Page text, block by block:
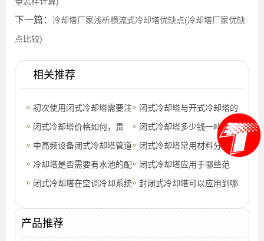
下一篇： 冷却塔厂家浅析横流式冷却塔优缺点(冷却塔厂家优缺
点比较)
相关推荐
初次使用闭式冷却塔需要注
意的地方(300t逆流闭式冷
却塔销售
闭式冷却塔与开式冷却塔的
区别(闭式冷却塔与开式冷
却塔哪个
闭式冷却塔价格如何，贵
吗？(闭式冷却塔价格优惠)
闭式冷却塔多少钱一吨?(闭
式冷却塔多少钱)
中高频设备闭式冷却塔管道
选定(闭式冷却塔设备验收
表)
闭式冷却塔常用材料分析
(闭式冷却塔外循环水处理)
冷却塔是否需要有水池的配
置？(冷却塔底部需要设计
闭式冷却塔应用于哪些范
围？(闭式冷却塔种类)
闭式冷却塔在空调冷却系统
效率)
封闭式冷却塔可以应用到哪
产品推荐